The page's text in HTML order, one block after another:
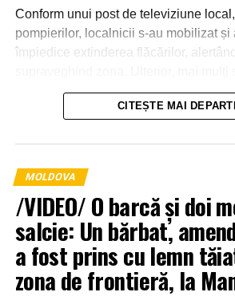
Conform unui post de televiziune
pompierilor, localnicii s-au mobilizat și
împiedice extinderea flăcărilor,
la intervenție, punând la dispoziția
agricolă și transportând apă pentru
CITEȘTE MAI
MOLDOVA
/VIDEO/ O barcă și doi
salcie: Un bărbat,
a fost prins cu lemn
zona de frontieră, la